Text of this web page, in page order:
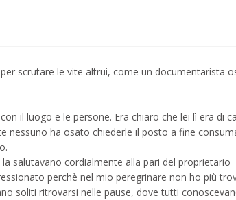
scrutare le vite altrui, come un documentarista
il luogo e le persone. Era chiaro che lei lì era di
nessuno ha osato chiederle il posto a fine
salutavano cordialmente alla pari del proprietario
perchè nel mio peregrinare non ho più
soliti ritrovarsi nelle pause, dove tutti